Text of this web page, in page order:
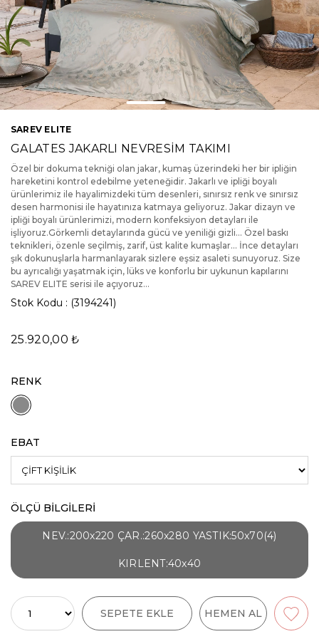
SAREV ELITE
GALATES JAKARLI NEVRESİM TAKIMI
Özel bir dokuma tekniği olan jakar, kumaş üzerindeki her bir ipliğin
hareketini kontrol edebilme yeteneğidir. Jakarlı ve ipliği boyalı
ürünlerimiz ile hayalimizdeki tüm desenleri, sınırsız renk ve sınırsız
desen harmonisi ile hayatınıza katmaya geliyoruz. Jakar dizayn ve
ipliği boyalı ürünlerimizi, modern konfeksiyon detayları ile
işliyoruz.Görkemli detaylarında gücü ve yeniliği gizli… Özel baskı
teknikleri, özenle seçilmiş, zarif, üst kalite kumaşlar... İnce detayları
şık dokunuşlarla harmanlayarak sizlere eşsiz asaleti sunuyoruz. Size
bu ayrıcalığı yaşatmak için, lüks ve konforlu bir uykunun kapılarını
SAREV ELITE serisi ile açıyoruz...
Stok Kodu (3194241)
25.920,00 ₺
RENK
EBAT
ÖLÇÜ BİLGİLERİ
NEV.:200x220 ÇAR.:260x280 YASTIK:50x70(4)
KIRLENT:40x40